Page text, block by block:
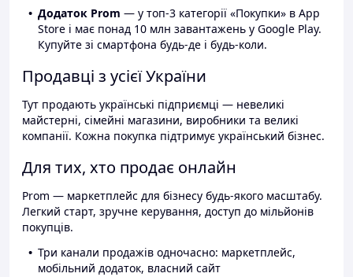
Додаток Prom — у топ-3 категорії «Покупки» в App
Store і має понад 10 млн завантажень у Google Play.
Купуйте зі смартфона будь-де і будь-коли.
Продавці з усієї України
Тут продають українські підприємці — невеликі
майстерні, сімейні магазини, виробники та великі
компанії. Кожна покупка підтримує український бізнес.
Для тих, хто продає онлайн
Prom — маркетплейс для бізнесу будь-якого масштабу.
Легкий старт, зручне керування, доступ до мільйонів
покупців.
Три канали продажів одночасно: маркетплейс,
мобільний додаток, власний сайт